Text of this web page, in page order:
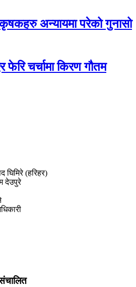
अन्यायमा परेको गुनासो
फेरि चर्चामा किरण गौतम
घिमिरे (हरिहर)
देउपुरे